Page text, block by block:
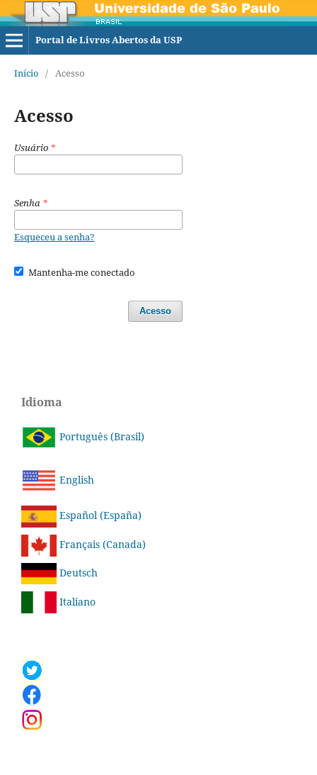
Portal de Livros Abertos da USP
Início / Acesso
Acesso
Usuário *
Senha *
Esqueceu a senha?
Mantenha-me conectado
Acesso
Idioma
Português (Brasil)
English
Español (España)
Français (Canada)
Deutsch
Italiano